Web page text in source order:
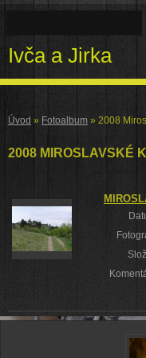
Ivča a Jirka
Úvod » Fotoalbum » 2008
2008 MIROSLAVSKÉ